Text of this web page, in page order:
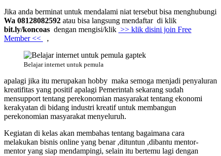
Jika anda berminat untuk mendalami niat tersebut bisa menghubungi
Wa 08128082592 atau bisa langsung mendaftar di klik
bit.ly/koncoas dengan mengisi/klik >> klik disini join Free
Member <<
,
Belajar internet untuk pemula
apalagi jika itu merupakan hobby maka semoga menjadi penyaluran
kreatifitas yang positif apalagi Pemerintah sekarang sudah
mensupport tentang perekonomian masyarakat tentang ekonomi
kerakyatan di bidang industri kreatif untuk membangun
perekonomian masyarakat menyeluruh.
Kegiatan di kelas akan membahas tentang bagaimana cara
melakukan bisnis online yang benar ,dituntun ,dibantu mentor-
mentor yang siap mendampingi, selain itu bertemu lagi dengan